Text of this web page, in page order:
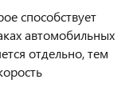
способствует
автомобильных
отдельно, тем